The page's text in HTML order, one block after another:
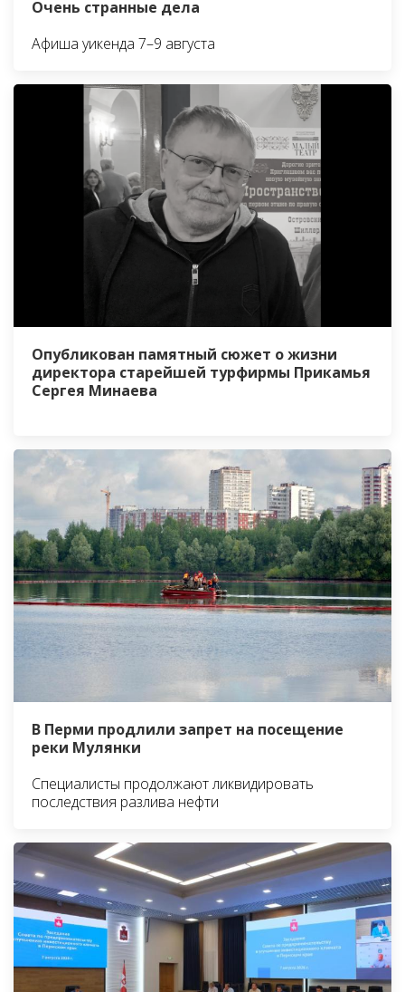
Очень странные дела
Афиша уикенда 7–9 августа
Опубликован памятный сюжет о жизни
директора старейшей турфирмы Прикамья
Сергея Минаева
В Перми продлили запрет на посещение
реки Мулянки
Специалисты продолжают ликвидировать
последствия разлива нефти